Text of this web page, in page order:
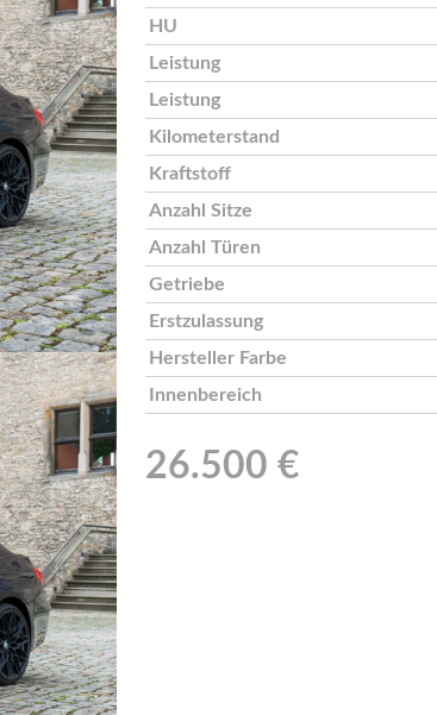
HU
Leistung
Leistung
Kilometerstand
Kraftstoff
Anzahl Sitze
Anzahl Türen
Getriebe
Erstzulassung
Hersteller Farbe
Innenbereich
26.500 €